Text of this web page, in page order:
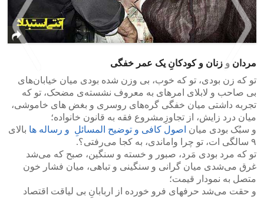
مردان و زنان و کودکانِ یک عمر خفگی
تو که زن بودی، تو که خوب، بی‌ وزن شده بودی میان خیابان‌های
بی‌ صاحب و لابلای امر‌های به معروف نشستهﻯ مضحک، تو که
تجربه داشتی میان خفگی گره‌های روسری و بغض های خاموشی،
میان درد زایش، از تجاوزِمشروع فقه به قانون خانواده؛
و سبُک بودی میان اصول کافی‌ و توضیح المسائلِ و رساله ها بالای
۹ سالگی ات، تو چرا واماندی، به کجا می‌رفتی؟.
تو که مرد بودی مَرد، صبور و خسته و سنگین، صبح که می‌شد
غرق می‌شدی میان گرانی و سنگینی و تباهی، میان فشار خون
متصل به نمودار قیمت؛
و حقت می‌شد حرفهای فرو خورده از اربابانِ بی‌ لیاقت اقتصاد
<
>